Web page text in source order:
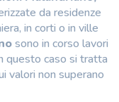
da residenze
in corti o in ville
sono in corso lavori
questo caso si tratta
valori non superano